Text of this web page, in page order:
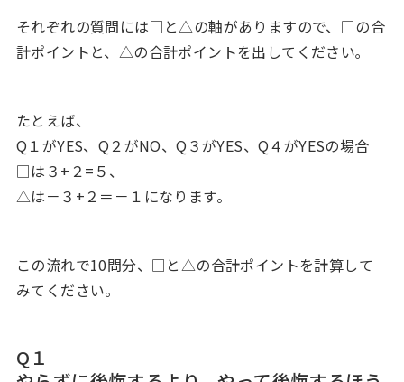
それぞれの質問には□と△の軸がありますので、□の合
計ポイントと、△の合計ポイントを出してください｡
たとえば、
Q１がYES、Q２がNO、Q３がYES、Q４がYESの場合
□は３+２=５、
△は－３+２＝－１になります。
この流れで10問分、□と△の合計ポイントを計算して
みてください。
Q１